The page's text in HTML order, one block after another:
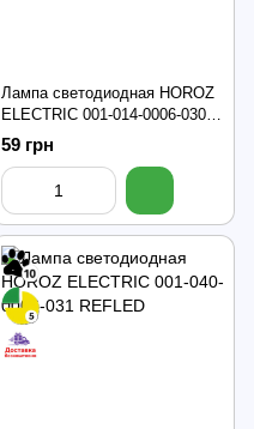
Лампа светодиодная HOROZ
ELECTRIC 001-014-0006-030
Filament
59 грн